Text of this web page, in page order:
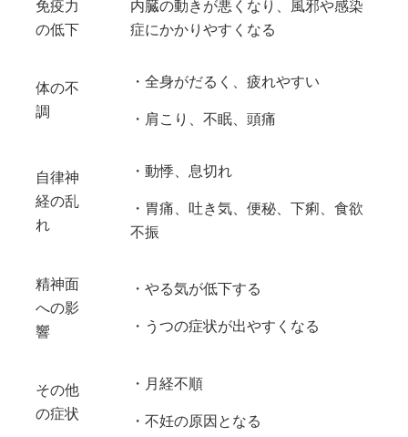
免疫力
の低下
内臓の動きが悪くなり、風邪や感染
症にかかりやすくなる
体の不
調
・全身がだるく、疲れやすい
・肩こり、不眠、頭痛
自律神
経の乱
れ
・動悸、息切れ
・胃痛、吐き気、便秘、下痢、食欲
不振
精神面
への影
響
・やる気が低下する
・うつの症状が出やすくなる
その他
の症状
・月経不順
・不妊の原因となる